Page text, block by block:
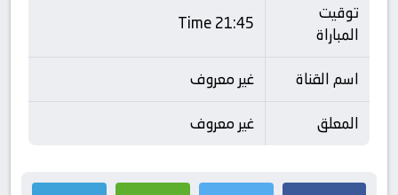
توقيت
المباراة
21:45 Time
اسم القناة
غير معروف
المعلق
غير معروف